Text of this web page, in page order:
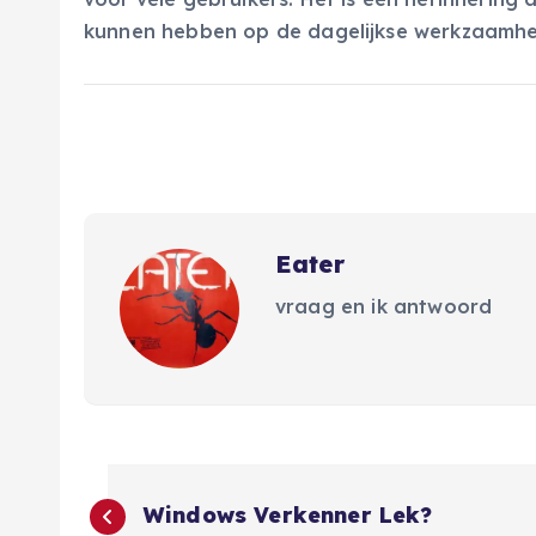
kunnen hebben op de dagelijkse
Eater
vraag en ik antwoord
B
Windows Verkenner Lek?